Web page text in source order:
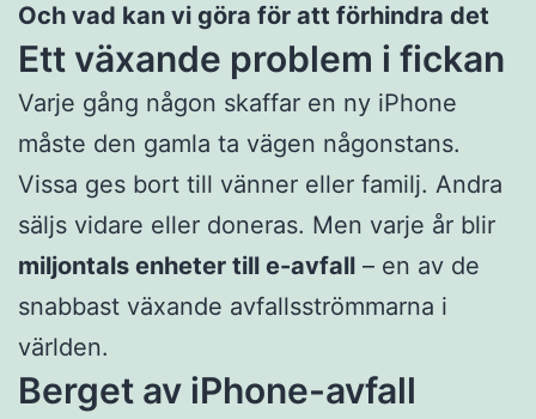
Och vad kan vi göra för att förhindra det
Ett växande problem i fickan
Varje gång någon skaffar en ny iPhone
måste den gamla ta vägen någonstans.
Vissa ges bort till vänner eller familj. Andra
säljs vidare eller doneras. Men varje år blir
miljontals enheter till e-avfall – en av de
snabbast växande avfallsströmmarna i
världen.
Berget av iPhone-avfall